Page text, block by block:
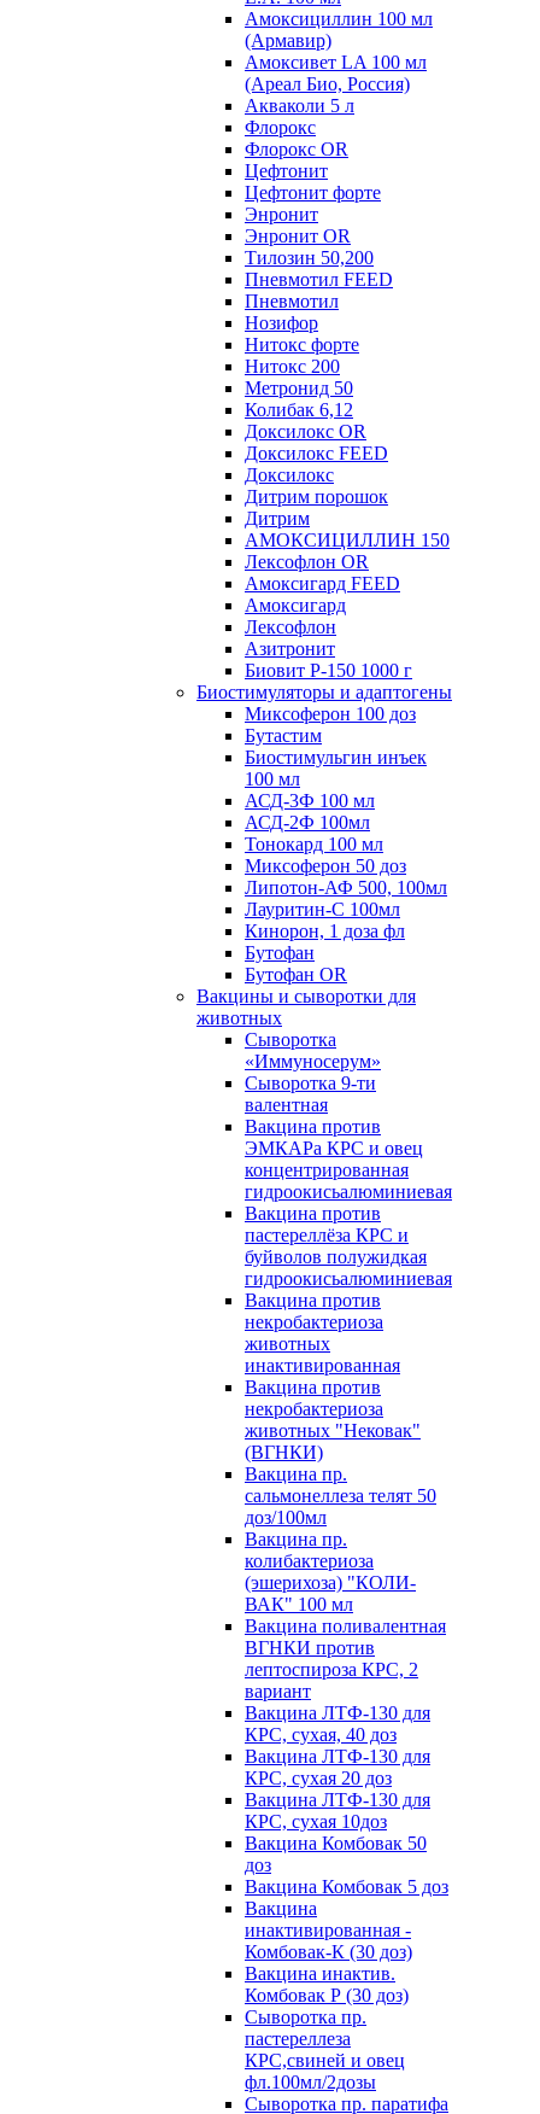
Амоксициллин 100 мл
(Армавир)
Амоксивет LA 100 мл
(Ареал Био, Россия)
Акваколи 5 л
Флорокс
Флорокс OR
Цефтонит
Цефтонит форте
Энронит
Энронит OR
Тилозин 50,200
Пневмотил FEED
Пневмотил
Нозифор
Нитокс форте
Нитокс 200
Метронид 50
Колибак 6,12
Доксилокс OR
Доксилокс FEED
Доксилокс
Дитрим порошок
Дитрим
АМОКСИЦИЛЛИН 150
Лексофлон OR
Амоксигард FEED
Амоксигард
Лексофлон
Азитронит
Биовит Р-150 1000 г
Биостимуляторы и адаптогены
Миксоферон 100 доз
Бутастим
Биостимульгин инъек
100 мл
АСД-3Ф 100 мл
АСД-2Ф 100мл
Тонокард 100 мл
Миксоферон 50 доз
Липотон-АФ 500, 100мл
Лауритин-С 100мл
Кинорон, 1 доза фл
Бутофан
Бутофан OR
Вакцины и сыворотки для
животных
Сыворотка
«Иммуносерум»
Сыворотка 9-ти
валентная
Вакцина против
ЭМКАРа КРС и овец
концентрированная
гидроокисьалюминиевая
Вакцина против
пастереллёза КРС и
буйволов полужидкая
гидроокисьалюминиевая
Вакцина против
некробактериоза
животных
инактивированная
Вакцина против
некробактериоза
животных "Нековак"
(ВГНКИ)
Вакцина пр.
сальмонеллеза телят 50
доз/100мл
Вакцина пр.
колибактериоза
(эшерихоза) "КОЛИ-
ВАК" 100 мл
Вакцина поливалентная
ВГНКИ против
лептоспироза КРС, 2
вариант
Вакцина ЛТФ-130 для
КРС, сухая, 40 доз
Вакцина ЛТФ-130 для
КРС, сухая 20 доз
Вакцина ЛТФ-130 для
КРС, сухая 10доз
Вакцина Комбовак 50
доз
Вакцина Комбовак 5 доз
Вакцина
инактивированная -
Комбовак-К (30 доз)
Вакцина инактив.
Комбовак Р (30 доз)
Сыворотка пр.
пастереллеза
КРС,свиней и овец
фл.100мл/2дозы
Сыворотка пр. паратифа